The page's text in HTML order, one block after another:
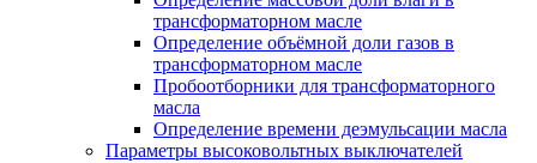
трансформаторном масле
Определение объёмной доли газов в
трансформаторном масле
Пробоотборники для трансформаторного
масла
Определение времени деэмульсации масла
Параметры высоковольтных выключателей